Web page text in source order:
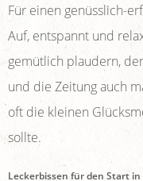
Für einen genüsslich-
Auf, entspannt und
gemütlich plaudern,
und die Zeitung auch
oft die kleinen
sollte.
Leckerbissen für den Start in